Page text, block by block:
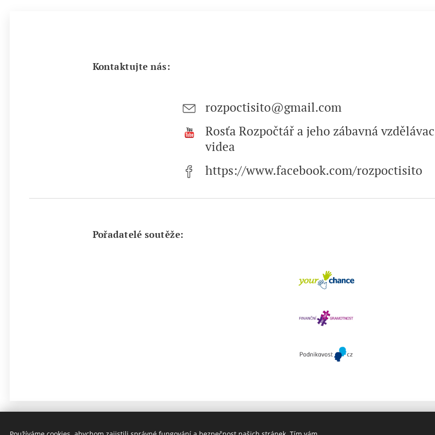
Kontaktujte nás:
rozpoctisito@gmail.com
Rosťa Rozpočtář a jeho zábavná
videa
https://www.facebook.com/rozpoctisito
Pořadatelé soutěže: